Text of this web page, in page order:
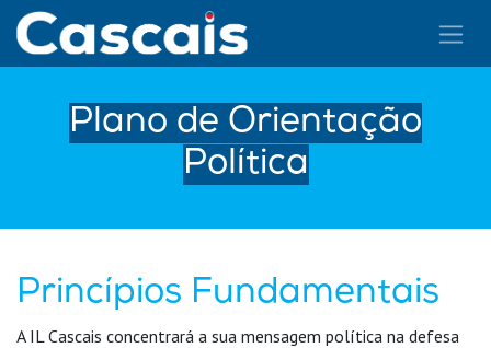
Pular para o conteúdo
Plano de Orientação
Política
Princípios Fundamentais
A IL Cascais concentrará a sua mensagem política na defesa